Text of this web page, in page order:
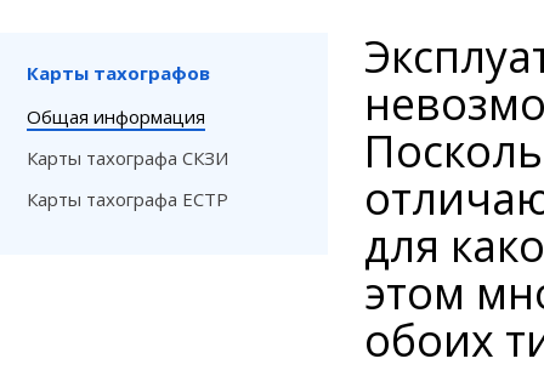
Карты тахографов
Общая информация
Карты тахографа СКЗИ
Карты тахографа ЕСТР
для
этом
обоих